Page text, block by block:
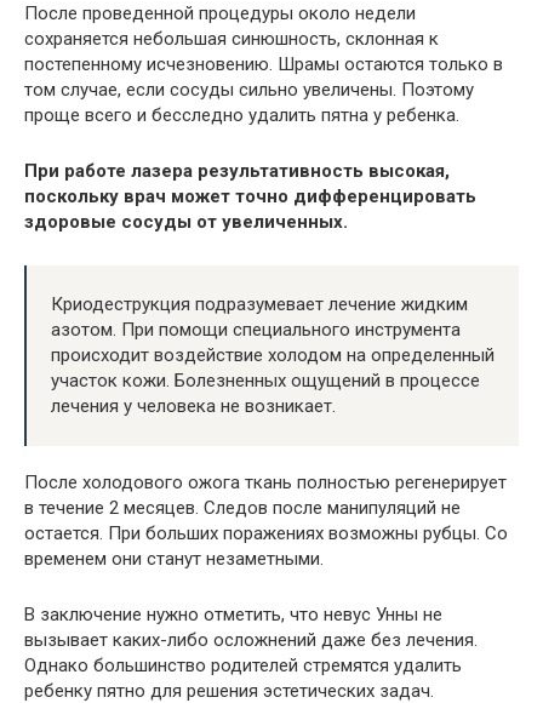
После проведенной процедуры около недели
сохраняется небольшая синюшность, склонная к
постепенному исчезновению. Шрамы остаются только в
том случае, если сосуды сильно увеличены. Поэтому
проще всего и бесследно удалить пятна у ребенка.
При работе лазера результативность высокая,
поскольку врач может точно дифференцировать
здоровые сосуды от увеличенных.
Криодеструкция подразумевает лечение жидким
азотом. При помощи специального инструмента
происходит воздействие холодом на определенный
участок кожи. Болезненных ощущений в процессе
лечения у человека не возникает.
После холодового ожога ткань полностью регенерирует
в течение 2 месяцев. Следов после манипуляций не
остается. При больших поражениях возможны рубцы. Со
временем они станут незаметными.
В заключение нужно отметить, что невус Унны не
вызывает каких-либо осложнений даже без лечения.
Однако большинство родителей стремятся удалить
ребенку пятно для решения эстетических задач.